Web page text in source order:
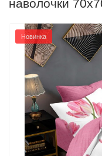
наволочки
Новинка